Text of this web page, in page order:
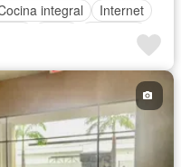
integral
Internet
Conserje